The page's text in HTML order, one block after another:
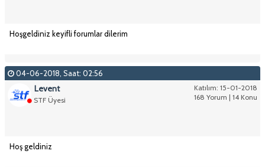
Hoşgeldiniz keyifli forumlar dilerim
04-06-2018, Saat: 02:56
Katılım: 15-01-2018
168 Yorum | 14 Konu
Levent
STF Üyesi
Hoş geldiniz